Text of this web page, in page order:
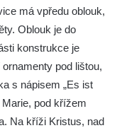
má vpředu oblouk,
Oblouk je do
konstrukce je
pod lištou,
s nápisem „Es ist
pod křížem
Na kříži Kristus, nad